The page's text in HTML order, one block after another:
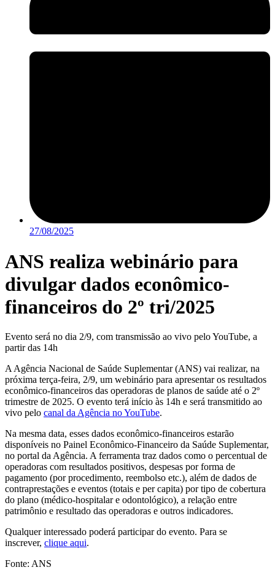
27/08/2025
ANS realiza webinário para
divulgar dados econômico-
financeiros do 2º tri/2025
Evento será no dia 2/9, com transmissão ao vivo pelo YouTube, a
partir das 14h
A Agência Nacional de Saúde Suplementar (ANS) vai realizar, na
próxima terça-feira, 2/9, um webinário para apresentar os resultados
econômico-financeiros das operadoras de planos de saúde até o 2º
trimestre de 2025. O evento terá início às 14h e será transmitido ao
vivo pelo canal da Agência no YouTube.
Na mesma data, esses dados econômico-financeiros estarão
disponíveis no Painel Econômico-Financeiro da Saúde Suplementar,
no portal da Agência. A ferramenta traz dados como o percentual de
operadoras com resultados positivos, despesas por forma de
pagamento (por procedimento, reembolso etc.), além de dados de
contraprestações e eventos (totais e per capita) por tipo de cobertura
do plano (médico-hospitalar e odontológico), a relação entre
patrimônio e resultado das operadoras e outros indicadores.
Qualquer interessado poderá participar do evento. Para se
inscrever, clique aqui.
Fonte: ANS